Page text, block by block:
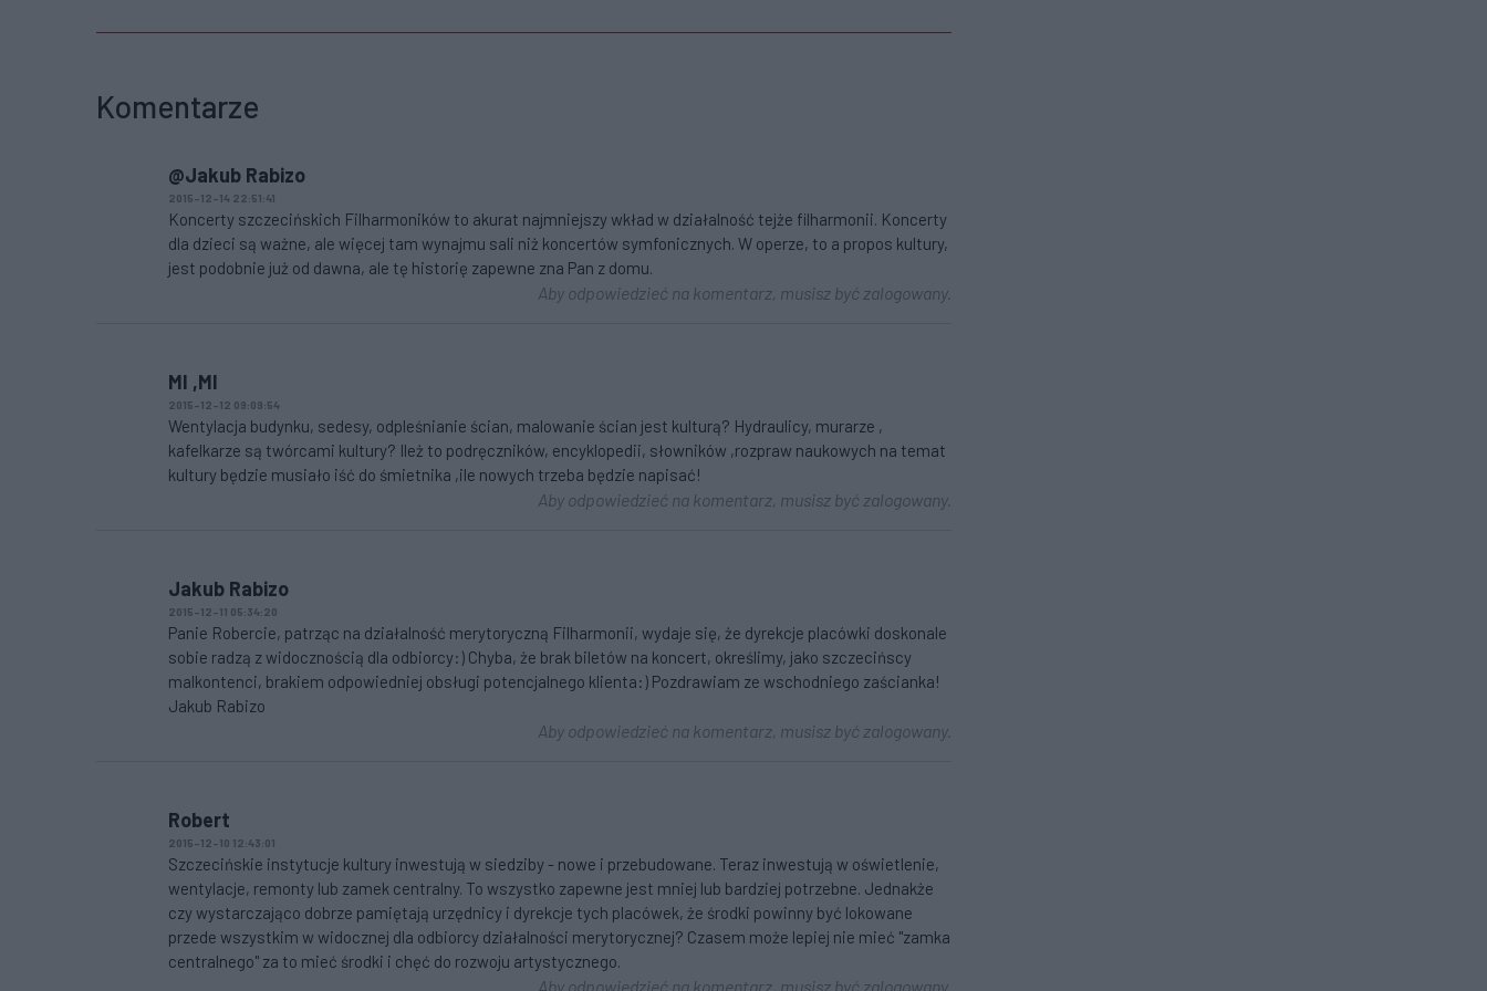
Komentarze
@Jakub Rabizo
2015-12-14 22:51:41
Koncerty szczecińskich Filharmoników to akurat najmniejszy wkład w działalność tejże filharmonii. Koncerty
dla dzieci są ważne, ale więcej tam wynajmu sali niż koncertów symfonicznych. W operze, to a propos kultury,
jest podobnie już od dawna, ale tę historię zapewne zna Pan z domu.
Aby odpowiedzieć na komentarz, musisz być zalogowany.
MI ,MI
2015-12-12 09:09:54
Wentylacja budynku, sedesy, odpleśnianie ścian, malowanie ścian jest kulturą? Hydraulicy, murarze ,
kafelkarze są twórcami kultury? Ileż to podręczników, encyklopedii, słowników ,rozpraw naukowych na temat
kultury będzie musiało iść do śmietnika ,ile nowych trzeba będzie napisać!
Aby odpowiedzieć na komentarz, musisz być zalogowany.
Jakub Rabizo
2015-12-11 05:34:20
Panie Robercie, patrząc na działalność merytoryczną Filharmonii, wydaje się, że dyrekcje placówki doskonale
sobie radzą z widocznością dla odbiorcy:) Chyba, że brak biletów na koncert, określimy, jako szczecińscy
malkontenci, brakiem odpowiedniej obsługi potencjalnego klienta:) Pozdrawiam ze wschodniego zaścianka!
Jakub Rabizo
Aby odpowiedzieć na komentarz, musisz być zalogowany.
Robert
2015-12-10 12:43:01
Szczecińskie instytucje kultury inwestują w siedziby - nowe i przebudowane. Teraz inwestują w oświetlenie,
wentylacje, remonty lub zamek centralny. To wszystko zapewne jest mniej lub bardziej potrzebne. Jednakże
czy wystarczająco dobrze pamiętają urzędnicy i dyrekcje tych placówek, że środki powinny być lokowane
przede wszystkim w widocznej dla odbiorcy działalności merytorycznej? Czasem może lepiej nie mieć "zamka
centralnego" za to mieć środki i chęć do rozwoju artystycznego.
Aby odpowiedzieć na komentarz, musisz być zalogowany.